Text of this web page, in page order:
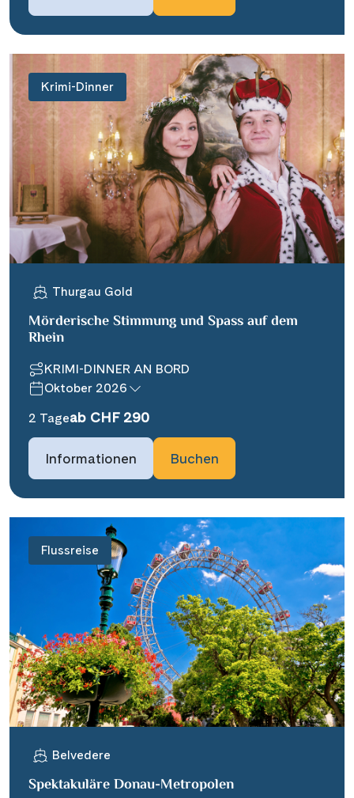
Krimi-Dinner
Thurgau Gold
Mörderische Stimmung und Spass auf dem
Rhein
KRIMI-DINNER AN BORD
Oktober 2026
2 Tageab CHF 290
Informationen Buchen
Flussreise
Belvedere
Spektakuläre Donau-Metropolen